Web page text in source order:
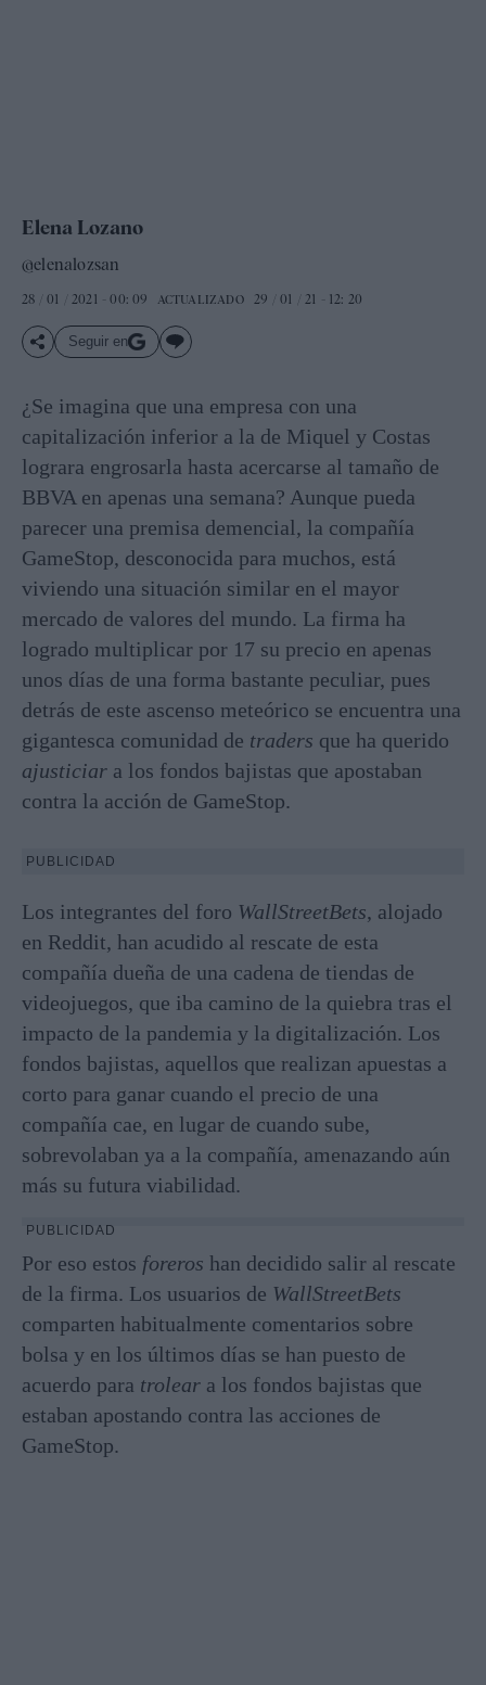
Elena Lozano
@elenalozsan
28 / 01 / 2021 - 00: 09 ACTUALIZADO 29 / 01 / 21 - 12: 20
Seguir en
¿Se imagina que una empresa con una
capitalización inferior a la de Miquel y Costas
lograra engrosarla hasta acercarse al tamaño de
BBVA en apenas una semana? Aunque pueda
parecer una premisa demencial, la compañía
GameStop, desconocida para muchos, está
viviendo una situación similar en el mayor
mercado de valores del mundo. La firma ha
logrado multiplicar por 17 su precio en apenas
unos días de una forma bastante peculiar, pues
detrás de este ascenso meteórico se encuentra una
gigantesca comunidad de traders que ha querido
ajusticiar a los fondos bajistas que apostaban
contra la acción de GameStop.
PUBLICIDAD
Los integrantes del foro WallStreetBets, alojado
en Reddit, han acudido al rescate de esta
compañía dueña de una cadena de tiendas de
videojuegos, que iba camino de la quiebra tras el
impacto de la pandemia y la digitalización. Los
fondos bajistas, aquellos que realizan apuestas a
corto para ganar cuando el precio de una
compañía cae, en lugar de cuando sube,
sobrevolaban ya a la compañía, amenazando aún
más su futura viabilidad.
PUBLICIDAD
Por eso estos foreros han decidido salir al rescate
de la firma. Los usuarios de WallStreetBets
comparten habitualmente comentarios sobre
bolsa y en los últimos días se han puesto de
acuerdo para trolear a los fondos bajistas que
estaban apostando contra las acciones de
GameStop.